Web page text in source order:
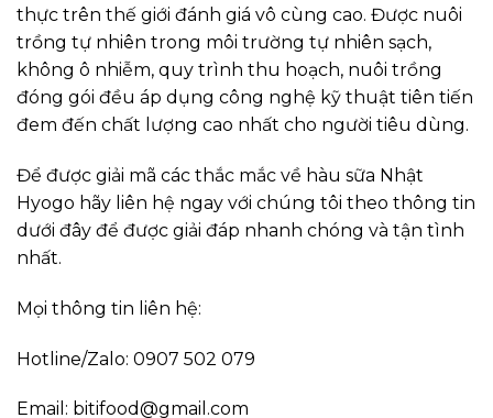
thực trên thế giới đánh giá vô cùng cao. Được nuôi
trồng tự nhiên trong môi trường tự nhiên sạch,
không ô nhiễm, quy trình thu hoạch, nuôi trồng
đóng gói đều áp dụng công nghệ kỹ thuật tiên tiến
đem đến chất lượng cao nhất cho người tiêu dùng.
Để được giải mã các thắc mắc về hàu sữa Nhật
Hyogo hãy liên hệ ngay với chúng tôi theo thông tin
dưới đây để được giải đáp nhanh chóng và tận tình
nhất.
Mọi thông tin liên hệ:
Hotline/Zalo: 0907 502 079
Email: bitifood@gmail.com